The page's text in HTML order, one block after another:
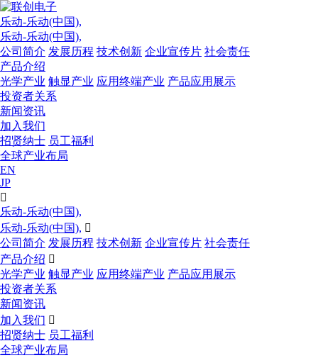
乐动-乐动(中国),
乐动-乐动(中国),
公司简介 发展历程 技术创新 企业宣传片 社会责任
产品介绍
光学产业 触显产业 应用终端产业 产品应用展示
投资者关系
新闻资讯
加入我们
招贤纳士 员工福利
全球产业布局
EN
JP

乐动-乐动(中国),
乐动-乐动(中国), 
公司简介 发展历程 技术创新 企业宣传片 社会责任
产品介绍 
光学产业 触显产业 应用终端产业 产品应用展示
投资者关系
新闻资讯
加入我们 
招贤纳士 员工福利
全球产业布局